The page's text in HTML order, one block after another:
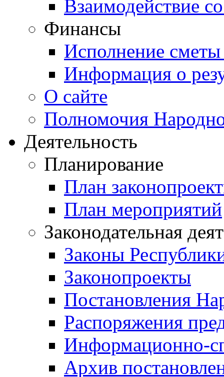
Взаимодействие
Финансы
Исполнение сметы
Информация о
О сайте
Полномочия
Деятельность
Планирование
План
План мероприятий
Законодательная
Законы
Законопроекты
Постановления
Распоряжения
Информационно-
Архив